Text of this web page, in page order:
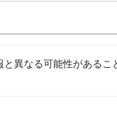
異なる可能性があるこ